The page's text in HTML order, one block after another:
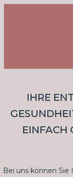
IHRE
EINFACH
Bei uns können